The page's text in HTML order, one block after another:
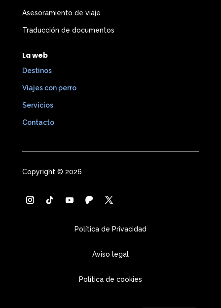
Asesoramiento de viaje
Traducción de documentos
La web
Destinos
Viajes con perro
Servicios
Contacto
Copyright © 2026
Política de Privacidad
Aviso legal
Política de cookies